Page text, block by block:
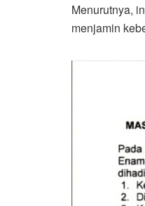
Menurutnya,
menjamin